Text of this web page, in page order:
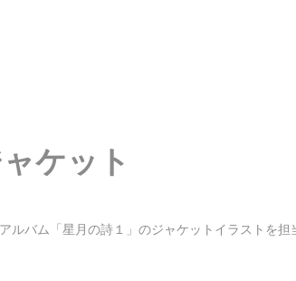
ケット
ルバム「星月の詩１」のジャケットイラストを担